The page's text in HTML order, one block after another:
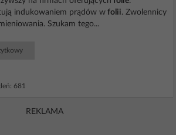
indukowaniem prądów w folii. Zwolennicy
Szukam tego...
681
REKLAMA